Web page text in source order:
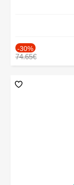
-30%
74.65€